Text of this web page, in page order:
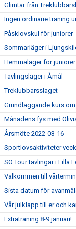
Glimtar från
Ingen ordinarie träning
Påsklovskul för juniorer
Sommarläger i
Hemmaläger för
Tävlingsläger i Åmål
Treklubbarsslaget
Grundläggande kurs
Månadens fys med
Årsmöte 2022-03-16
Sportlovsaktiviteter
SO Tour tävlingar i Lilla
Välkommen till
Sista datum för
Vår julklapp till er och
Extraträning 8-9 januari!